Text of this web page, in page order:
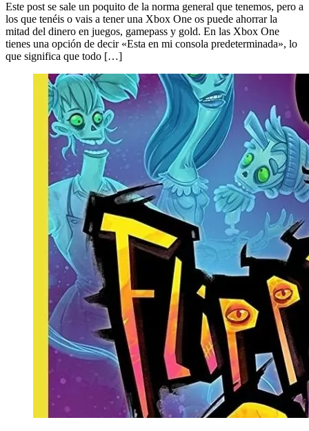
Este post se sale un poquito de la norma general que tenemos, pero a
los que tenéis o vais a tener una Xbox One os puede ahorrar la
mitad del dinero en juegos, gamepass y gold. En las Xbox One
tienes una opción de decir «Esta en mi consola predeterminada», lo
que significa que todo […]